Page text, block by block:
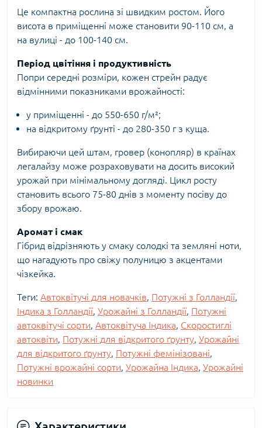
Це компактна рослина зі швидким ростом. Його
висота в приміщенні може становити 90-110 см, а
на вулиці - до 100-140 см.
Період цвітіння і продуктивність
Попри середні розміри, кожен стрейн радує
відмінними показниками врожайності:
у приміщенні - до 550-650 г/м²;
на відкритому ґрунті - до 280-350 г з куща.
Вибираючи цей штам, гровер (конопляр) в країнах
легалайзу може розраховувати на досить високий
урожай при мінімальному догляді. Цикл росту
становить всього 75-80 днів з моменту посіву до
збору врожаю.
Аромат і смак
Гібрид відрізняють у смаку солодкі та земляні ноти,
що нагадують про свіжу полуницю з акцентами
чізкейка.
Теги: Автоквітучі для новачків, Потужні з Голландії,
Індика з Голландії, Урожайні з Голландії, Потужні
автоквітучі сорти, Автоквітуча Індика, Скоростиглі
автоквіти, Потужні для відкритого ґрунту, Урожайні
для відкритого ґрунту, Потужні фемінізовані,
Потужні врожайні сорти, Урожайна Індика, Урожайні
новинки